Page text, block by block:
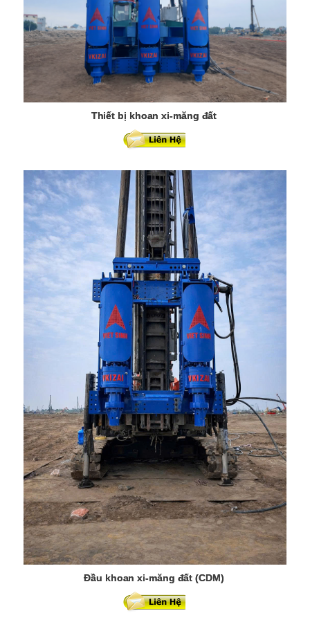
Thiết bị khoan xi-măng đất
Đầu khoan xi-măng đất (CDM)